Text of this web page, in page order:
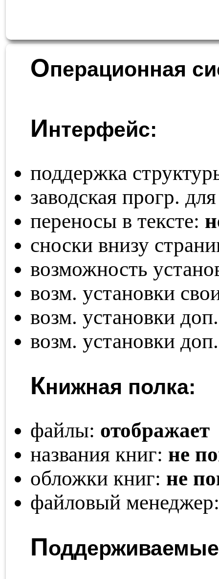
Операционная
Интерфейс:
поддержка
заводская прогр.
переносы в тексте:
сноски внизу
возможность
возм. установки
возм. установки
возм. установки
Книжная полка:
файлы: отображает
названия книг: не
обложки книг: не
файловый
П